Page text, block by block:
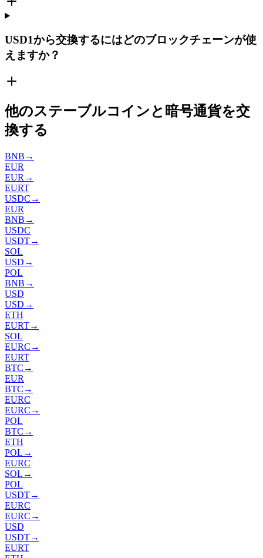
USD1から交換するにはどのブロックチェーンが使
えますか？
他のステーブルコインと暗号通貨を交
換する
BNB →
EUR
EUR →
EURT
USDC →
EUR
BNB →
USDC
USDT→
SOL
USD →
POL
BNB →
USD
USD →
ETH
EURT→
SOL
EURC →
EURT
BTC →
EUR
BTC →
EURC
EURC →
POL
BTC →
ETH
POL →
EURC
SOL →
POL
USDT→
EURC
EURC →
USD
USDT→
EURT